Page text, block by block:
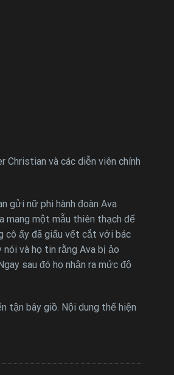
Christian và các diễn viên chính
gửi nữ phi hành đoàn Ava
mang một mẫu thiên thạch để
cô ấy đã giấu vết cắt với bác
và họ tin rằng Ava bị ảo
sau đó họ nhận ra mức độ
tận bây giồ. Nội dung thể hiện